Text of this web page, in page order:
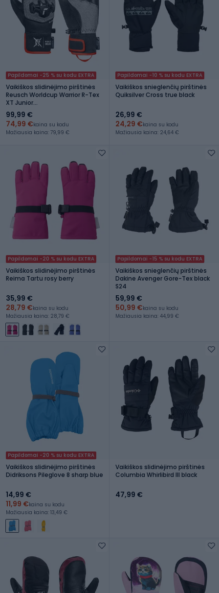
Papildomai -25 % su kodu EXTRA
Vaikiškos slidinėjimo pirštinės
Reusch Worldcup Warrior R-Tex
XT Junior
black/silver/fluorescent red
99,99 €
74,99 €kaina su kodu
Mažiausia kaina: 79,99 €
Papildomai -10 % su kodu EXTRA
Vaikiškos snieglenčių pirštinės
Quiksilver Cross true black
26,99 €
24,29 €kaina su kodu
Mažiausia kaina: 24,64 €
Papildomai -20 % su kodu EXTRA
Vaikiškos slidinėjimo pirštinės
Reima Tartu rosy berry
35,99 €
28,79 €kaina su kodu
Mažiausia kaina: 28,79 €
Papildomai -15 % su kodu EXTRA
Vaikiškos snieglenčių pirštinės
Dakine Avenger Gore-Tex black
S24
59,99 €
50,99 €kaina su kodu
Mažiausia kaina: 44,99 €
Papildomai -20 % su kodu EXTRA
Vaikiškos slidinėjimo pirštinės
Didriksons Pileglove 8 sharp blue
14,99 €
11,99 €kaina su kodu
Mažiausia kaina: 13,49 €
Vaikiškos slidinėjimo pirštinės
Columbia Whirlibird III black
47,99 €